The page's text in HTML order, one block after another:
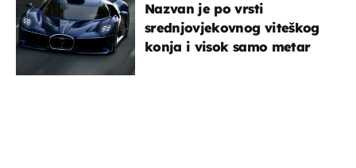
Nazvan je po vrsti
srednjovjekovnog viteškog
konja i visok samo metar